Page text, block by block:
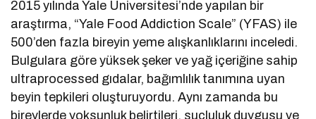
2015 yılında Yale Üniversitesi’nde yapılan bir
araştırma, “Yale Food Addiction Scale” (YFAS) ile
500’den fazla bireyin yeme alışkanlıklarını inceledi.
Bulgulara göre yüksek şeker ve yağ içeriğine sahip
ultraprocessed gıdalar, bağımlılık tanımına uyan
beyin tepkileri oluşturuyordu. Aynı zamanda bu
bireylerde yoksunluk belirtileri, suçluluk duygusu ve